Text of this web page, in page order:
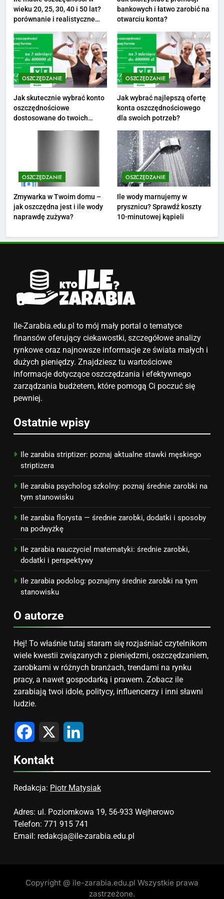
2
Ile zarabia psycholog szkolny:
poznaj średnie zarobki na tym
stanowisku
ZAROBKI
3
Ile zarabia florysta — średnie
zarobki, dodatki i sposoby na
podwyżkę
ZAROBKI
Ile zarabia nauczyciel
matematyki: średnie zarobki,
dodatki i perspektywy
ZAROBKI
5
średnie zarobki na tym
Akcje charytatywne w szkole:
pomysły i przykłady, które
ZAROBKI
7
Jak przygotować się finansowo
na narodziny dziecka: ile to
kosztuje i jak zaplanować
PORADY
Netflix tagger — czym jest,
PRACA
wieku 20, 25, 30, 40 i 50 lat?
porównanie i realistyczne
bankowych i łatwo zarobić na
otwarciu konta?
OSZCZĘDZANIE
Jak skutecznie wybrać konto
oszczędnościowe
dostosowane do twoich
OSZCZĘDZANIE
Jak wybrać najlepszą ofertę
konta oszczędnościowego
dla swoich potrzeb?
OSZCZĘDZANIE
Zmywarka w Twoim domu –
jak oszczędna jest i ile wody
naprawdę zużywa?
OSZCZĘDZANIE
Ile wody marnujemy w
prysznicu? Sprawdź koszty
10-minutowej kąpieli
Ile-Zarabia.edu.pl to mój mały portal o tematyce
finansów oferujący ciekawostki, szczegółowe analizy
rynkowe oraz najnowsze informacje ze świata małych i
dużych pieniędzy. Znajdziesz tu wartościowe
informacje dotyczące oszczędzania i efektywnego
zarządzania budżetem, które pomogą Ci poczuć się
pewniej.
Ostatnie wpisy
Ile zarabia striptizer: poznaj aktualne stawki męskiego
striptizera
Ile zarabia psycholog szkolny: poznaj średnie zarobki na
tym stanowisku
Ile zarabia florysta — średnie zarobki, dodatki i sposoby
na podwyżkę
Ile zarabia nauczyciel matematyki: średnie zarobki,
dodatki i perspektywy
Ile zarabia podolog: poznajmy średnie zarobki na tym
stanowisku
O autorze
Hej! To właśnie tutaj staram się rozjaśniać czytelnikom
wiele kwestii związanych z pieniędzmi, oszczędzaniem,
zarobkami w różnych branżach, trendami na rynku
pracy, a nawet gospodarką i prawem. Zobacz ile
zarabiają twoi idole, politycy, influencerzy i inni sławni
ludzie.
Facebook
X
Kontakt
Redakcja: Piotr Matysiak
Adres: ul. Poziomkowa 19, 56-933 Wejherowo
Telefon: 771 915 741
Email: redakcja@ile-zarabia.edu.pl
Copyright @ ile-zarabia.edu.pl Wszystkie prawa
zastrzeżone.